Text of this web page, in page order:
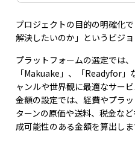
プロジェクトの目的の明確化
解決したいのか」というビジョ
プラットフォームの選定では、
「Makuake」、「Readyfor」
ャンルや世界観に最適なサー
金額の設定では、経費やプラ
ターンの原価や送料、税金な
成可能性のある金額を算出しま